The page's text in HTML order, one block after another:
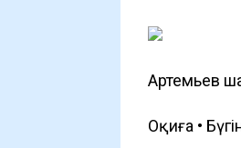
Артемьев
Оқиға •